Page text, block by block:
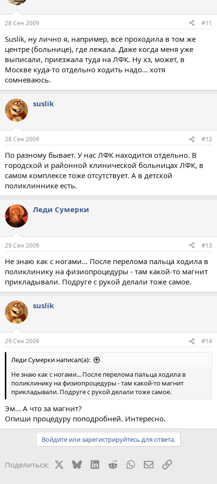
28 Сен 2009 #11
Suslik, ну лично я, например, всё проходила в том же
центре (больнице), где лежала. Даже когда меня уже
выписали, приезжала туда на ЛФК. Ну хз, может, в
Москве куда-то отдельно ходить надо... хотя
сомневаюсь.
suslik
28 Сен 2009 #12
По разному бывает. У нас ЛФК находится отдельно. В
городской и районной клинической больницах ЛФК, в
самом комплексе тоже отсутствует. А в детской
поликлиннике есть.
Леди Сумерки
29 Сен 2009 #13
Не знаю как с ногами... После перелома пальца ходила в
поликлинику на физиопроцедуры - там какой-то магнит
прикладывали. Подруге с рукой делали тоже самое.
suslik
29 Сен 2009 #14
Леди Сумерки написал(а):
Не знаю как с ногами... После перелома пальца ходила в
поликлинику на физиопроцедуры - там какой-то магнит
прикладывали. Подруге с рукой делали тоже самое.
Эм... А что за магнит?
Опиши процедуру поподробней. Интересно.
Войдите или зарегистрируйтесь для ответа.
Поделиться: BlueskyLinkedIn
RedditWhatsAppЭлектронная
Ссылка